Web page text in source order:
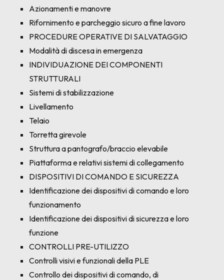
Azionamenti e manovre
Rifornimento e parcheggio sicuro a fine lavoro
PROCEDURE OPERATIVE DI SALVATAGGIO
Modalità di discesa in emergenza
INDIVIDUAZIONE DEI COMPONENTI
STRUTTURALI
Sistemi di stabilizzazione
Livellamento
Telaio
Torretta girevole
Struttura a pantografo/braccio elevabile
Piattaforma e relativi sistemi di collegamento
DISPOSITIVI DI COMANDO E SICUREZZA
Identificazione dei dispositivi di comando e loro
funzionamento
Identificazione dei dispositivi di sicurezza e loro
funzione
CONTROLLI PRE-UTILIZZO
Controlli visivi e funzionali della PLE
Controllo dei dispositivi di comando, di